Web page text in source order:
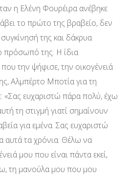
η Ελένη Φουρέιρα ανέβηκε
το πρώτο της βραβείο, δεν
της και δάκρυα
πρόσωπό της. Η ίδια
την ψήφισε, την οικογένειά
Αλμπέρτο Μποτία για τη
«Σας ευχαριστώ πάρα πολύ, έχω
τη στιγμή γιατί σημαίνουν
για εμένα. Σας ευχαριστώ
αυτά τα χρόνια. Θέλω να
μου που είναι πάντα εκεί,
τη μανούλα μου που μου